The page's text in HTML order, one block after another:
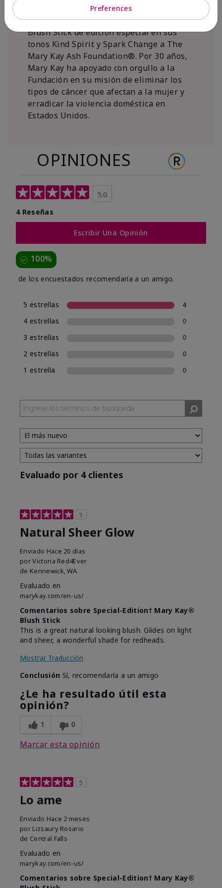
al 15 de noviembre de 2026, Mary Kay Inc.
donará $1 de cada venta del Mary Kay®
Blush Stick de edición especial en sus
tonos Kind Spirit y Spark Change a The
Mary Kay Ash Foundation®. Por 30 años,
Mary Kay ha apoyado con orgullo a la
Fundación en su misión de eliminar los
tipos de cáncer que afectan a la mujer y
erradicar la violencia doméstica en
Estados Unidos.
OPINIONES
5.0
4 Reseñas
Escribir Una Opinión
100%
de los encuestados recomendaría a un amigo.
5 estrellas
4
4 estrellas
0
3 estrellas
0
2 estrellas
0
1 estrella
0
Evaluado por 4 clientes
5
Natural Sheer Glow
Enviado Hace 20 días
porVictoria Red4Ever
de Kennewick, WA
Evaluado en
marykay.com/en-us/
Comentarios sobre Special-Edition† Mary Kay®
Blush Stick
This is a great natural looking blush. Glides on light
and sheer, a wonderful shade for redheads.
Mostrar Traducción
Conclusión Sí, recomendaría a un amigo
¿Le ha resultado útil esta
opinión?
1 0
Marcar esta opinión
5
Lo ame
Enviado Hace 2 meses
por Lizsaury Rosario
de Central Falls
Evaluado en
marykay.com/en-us/
Comentarios sobre Special-Edition† Mary Kay®
Preferences